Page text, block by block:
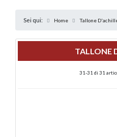
Sei qui: Home Tallone
TALLONE
31-31 di 31